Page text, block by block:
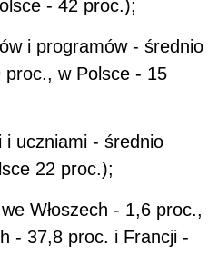
- 42 proc.);
i programów - średnio
w Polsce - 15
uczniami - średnio
22 proc.);
Włoszech - 1,6 proc.,
- 37,8 proc. i Francji -